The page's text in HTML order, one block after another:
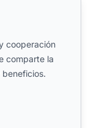
cooperación
comparte la